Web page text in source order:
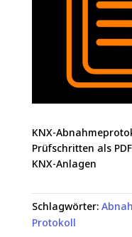
KNX-
Prüfschritten als
KNX-Anlagen
Schlagwörter:
Protokoll